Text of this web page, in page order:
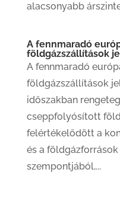
alacsonyabb
A fennmaradó
földgázszállítások
A fennmaradó
földgázszállítások
időszakban
cseppfolyósított
felértékelődött a
és a
szempontjából,...